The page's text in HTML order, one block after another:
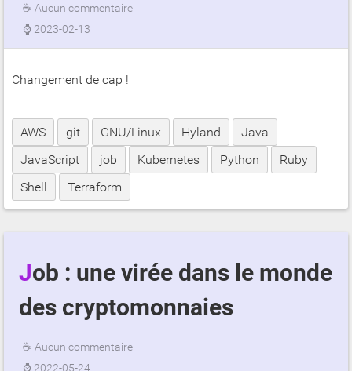
☕ Aucun commentaire
⌚ 2023-02-13
Changement de cap !
AWS git GNU/Linux Hyland
Java
JavaScript
job Kubernetes Python
Ruby
Shell
Terraform
Job : une virée dans le monde
des cryptomonnaies
☕ Aucun commentaire
⌚ 2022-05-24